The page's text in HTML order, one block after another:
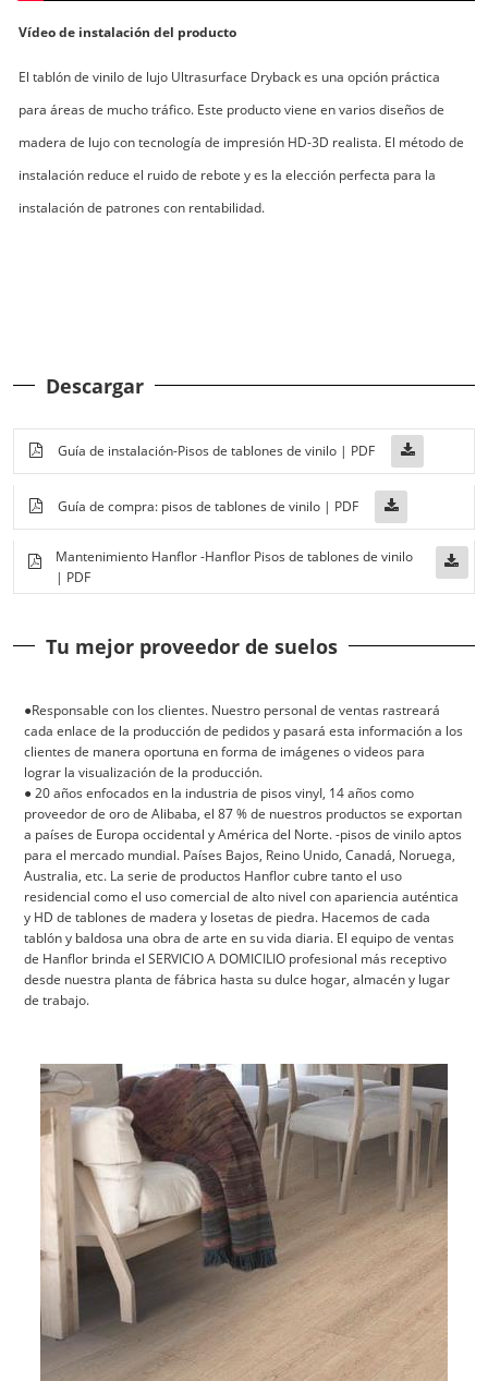
Vídeo de instalación del producto
El tablón de vinilo de lujo Ultrasurface Dryback es una opción práctica
para áreas de mucho tráfico. Este producto viene en varios diseños de
madera de lujo con tecnología de impresión HD-3D realista. El método de
instalación reduce el ruido de rebote y es la elección perfecta para la
instalación de patrones con rentabilidad.
Descargar
Guía de instalación-Pisos de tablones de vinilo | PDF
Guía de compra: pisos de tablones de vinilo | PDF
Mantenimiento Hanflor -Hanflor Pisos de tablones de vinilo
| PDF
Tu mejor proveedor de suelos
●Responsable con los clientes. Nuestro personal de ventas rastreará
cada enlace de la producción de pedidos y pasará esta información a los
clientes de manera oportuna en forma de imágenes o videos para
lograr la visualización de la producción.
● 20 años enfocados en la industria de pisos vinyI, 14 años como
proveedor de oro de Alibaba, el 87 % de nuestros productos se exportan
a países de Europa occidental y América del Norte. -pisos de vinilo aptos
para el mercado mundial. Países Bajos, Reino Unido, Canadá, Noruega,
Australia, etc. La serie de productos Hanflor cubre tanto el uso
residencial como el uso comercial de alto nivel con apariencia auténtica
y HD de tablones de madera y losetas de piedra. Hacemos de cada
tablón y baldosa una obra de arte en su vida diaria. El equipo de ventas
de Hanflor brinda el SERVICIO A DOMICILIO profesional más receptivo
desde nuestra planta de fábrica hasta su dulce hogar, almacén y lugar
de trabajo.